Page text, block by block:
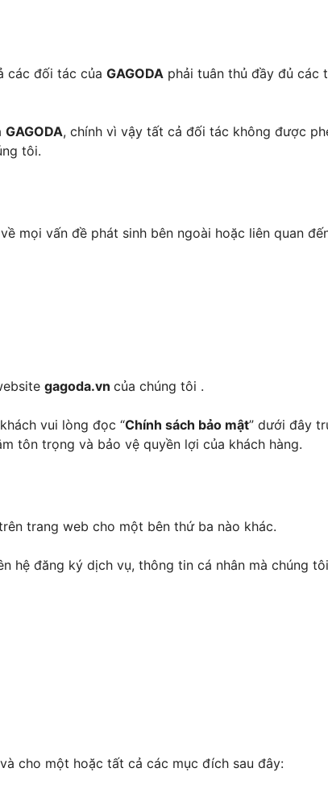
các đối tác của GAGODA phải tuân thủ đầy đủ các
GAGODA, chính vì vậy tất cả đối tác không được
tôi.
mọi vấn đề phát sinh bên ngoài hoặc liên quan
gagoda.vn của chúng tôi .
vui lòng đọc “Chính sách bảo mật” dưới đây
tôn trọng và bảo vệ quyền lợi của khách hàng.
trang web cho một bên thứ ba nào khác.
hệ đăng ký dịch vụ, thông tin cá nhân mà chúng
cho một hoặc tất cả các mục đích sau đây: